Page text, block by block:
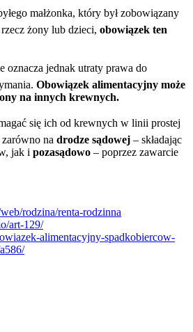
małżonka, który był zobowiązany
żony lub dzieci, obowiązek ten
oznacza jednak utraty prawa do
Obowiązek alimentacyjny może
na innych krewnych.
się ich od krewnych w linii prostej
na drodze sądowej – składając
jak i pozasądowo – poprzez zawarcie
rodzina/renta-rodzinna
art-129/
alimentacyjny-spadkobiercow-